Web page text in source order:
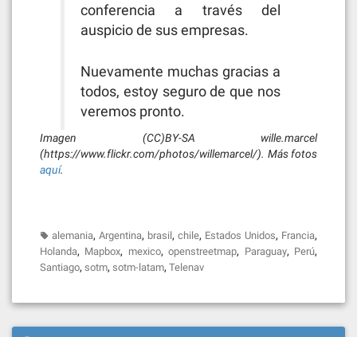
conferencia a través del
auspicio de sus empresas.
Nuevamente muchas gracias a
todos, estoy seguro de que nos
veremos pronto.
Imagen (CC)BY-SA wille.marcel
(https://www.flickr.com/photos/willemarcel/). Más fotos
aquí.
alemania, Argentina, brasil, chile, Estados Unidos, Francia,
Holanda, Mapbox, mexico,openstreetmap, Paraguay, Perú,
Santiago, sotm, sotm-latam, Telenav